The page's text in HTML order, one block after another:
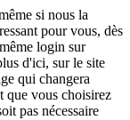
si nous la
pour vous, dès
login sur
d'ici, sur le site
qui changera
que vous choisirez
pas nécessaire